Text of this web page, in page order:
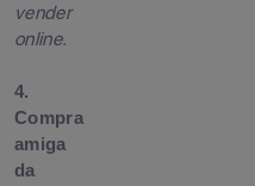
vender
online.
4.
Compra
amiga
da